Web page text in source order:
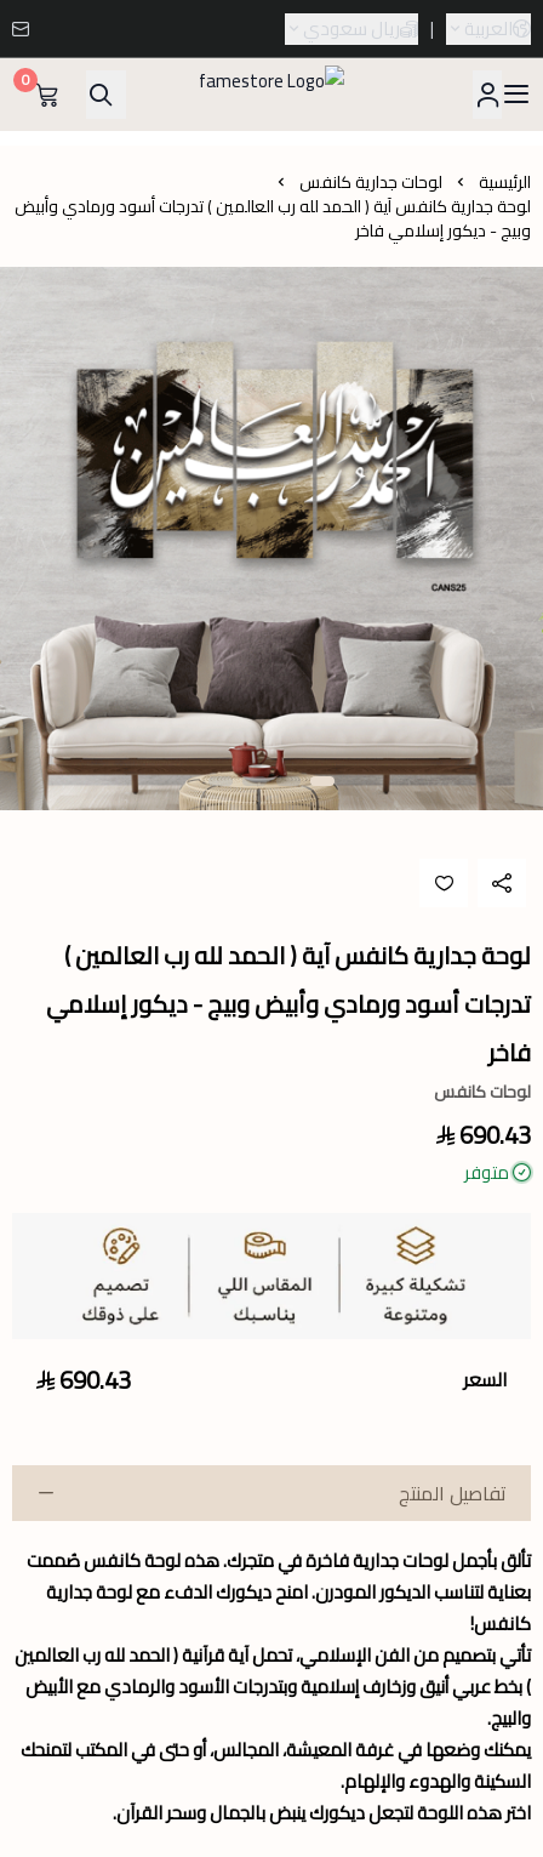
العربية | ريال سعودي
0
الرئيسية لوحات جدارية كانفس
لوحة جدارية كانفس آية ( الحمد لله رب العالمين ) تدرجات أسود ورمادي وأبيض
وبيج - ديكور إسلامي فاخر
لوحة جدارية كانفس آية ( الحمد لله رب العالمين )
تدرجات أسود ورمادي وأبيض وبيج - ديكور إسلامي
فاخر
لوحات كانفس
690.43
متوفر
السعر 690.43
تفاصيل المنتج
تألق بأجمللوحات جداريةفاخرة في متجرك. هذهلوحة كانفسصُممت
بعناية لتناسب الديكور المودرن. امنح ديكورك الدفء مع لوحة جدارية
كانفس!
تأتي بتصميم من الفن الإسلامي، تحمل آية قرآنية ( الحمد لله رب العالمين
) بخط عربي أنيق وزخارف إسلامية وبتدرجات الأسود والرمادي مع الأبيض
والبيج.
يمكنك وضعها في غرفة المعيشة، المجالس، أو حتى في المكتب لتمنحك
السكينة والهدوء والإلهام.
اختر هذه اللوحة لتجعل ديكورك ينبض بالجمال وسحر القرآن.